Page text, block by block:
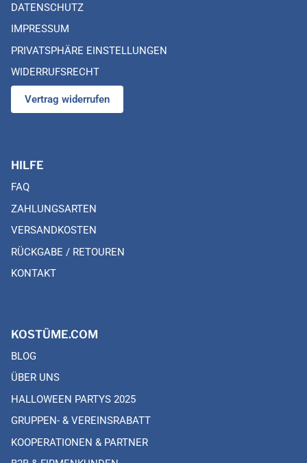
DATENSCHUTZ
IMPRESSUM
PRIVATSPHÄRE EINSTELLUNGEN
WIDERRUFSRECHT
Vertrag widerrufen
HILFE
FAQ
ZAHLUNGSARTEN
VERSANDKOSTEN
RÜCKGABE / RETOUREN
KONTAKT
KOSTÜME.COM
BLOG
ÜBER UNS
HALLOWEEN PARTYS 2025
GRUPPEN- & VEREINSRABATT
KOOPERATIONEN & PARTNER